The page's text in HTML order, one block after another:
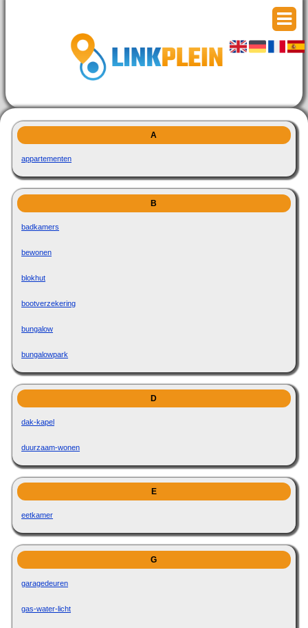
A
appartementen
B
badkamers
bewonen
blokhut
bootverzekering
bungalow
bungalowpark
D
dak-kapel
duurzaam-wonen
E
eetkamer
G
garagedeuren
gas-water-licht